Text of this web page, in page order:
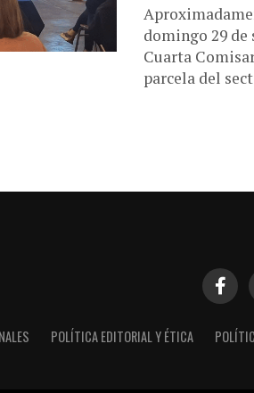
domingo 29 de
Cuarta
parcela del
POLÍTICA EDITORIAL Y ÉTICA